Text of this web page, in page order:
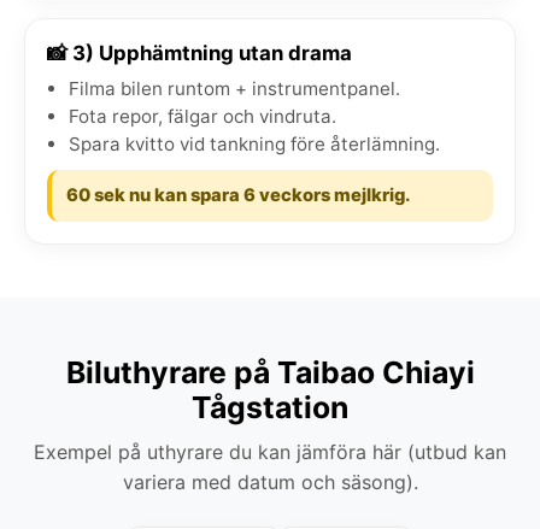
📸 3) Upphämtning utan drama
Filma bilen runtom + instrumentpanel.
Fota repor, fälgar och vindruta.
Spara kvitto vid tankning före återlämning.
60 sek nu kan spara 6 veckors mejlkrig.
Biluthyrare på Taibao Chiayi
Tågstation
Exempel på uthyrare du kan jämföra här (utbud kan
variera med datum och säsong).